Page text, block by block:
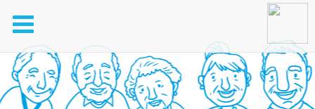
Toggle
navigation